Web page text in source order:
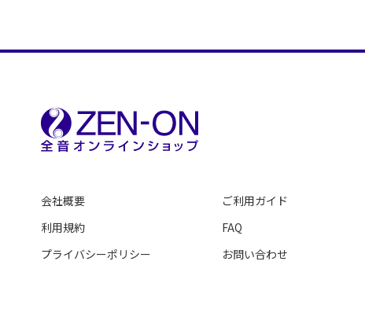
会社概要
利用規約
プライバシーポリシー
ご利用ガイド
FAQ
お問い合わせ